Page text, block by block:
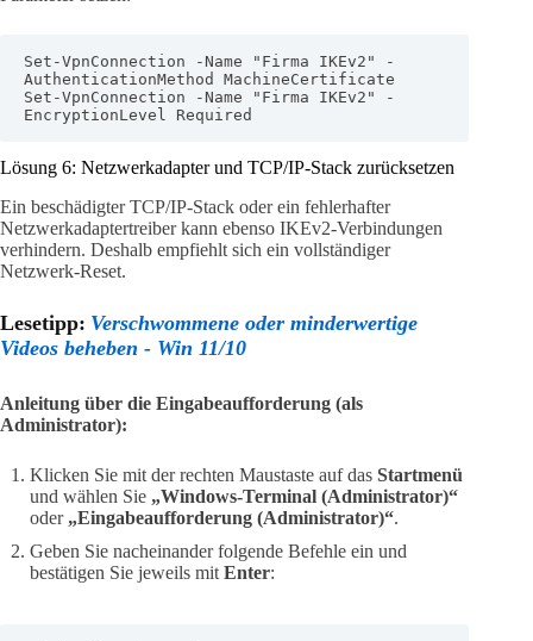
Set-VpnConnection -Name "Firma IKEv2" -
AuthenticationMethod MachineCertificate
Set-VpnConnection -Name "Firma IKEv2" -
EncryptionLevel Required
Lösung 6: Netzwerkadapter und TCP/IP-Stack zurücksetzen
Ein beschädigter TCP/IP-Stack oder ein fehlerhafter
Netzwerkadaptertreiber kann ebenso IKEv2-Verbindungen
verhindern. Deshalb empfiehlt sich ein vollständiger
Netzwerk-Reset.
Lesetipp: Verschwommene oder minderwertige
Videos beheben - Win 11/10
Anleitung über die Eingabeaufforderung (als
Administrator):
Klicken Sie mit der rechten Maustaste auf das Startmenü
und wählen Sie „Windows-Terminal (Administrator)“
oder „Eingabeaufforderung (Administrator)“.
Geben Sie nacheinander folgende Befehle ein und
bestätigen Sie jeweils mit Enter: